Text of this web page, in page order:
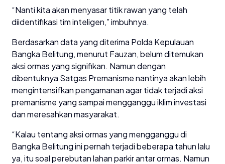
“Nanti kita akan menyasar titik rawan yang telah
diidentifikasi tim inteligen,” imbuhnya.
Berdasarkan data yang diterima Polda Kepulauan
Bangka Belitung, menurut Fauzan, belum ditemukan
aksi ormas yang signifikan. Namun dengan
dibentuknya Satgas Premanisme nantinya akan lebih
mengintensifkan pengamanan agar tidak terjadi aksi
premanisme yang sampai mengganggu iklim investasi
dan meresahkan masyarakat.
“Kalau tentang aksi ormas yang mengganggu di
Bangka Belitung ini pernah terjadi beberapa tahun lalu
ya, itu soal perebutan lahan parkir antar ormas. Namun